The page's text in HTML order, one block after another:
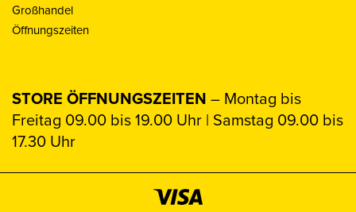
Großhandel
Öffnungszeiten
STORE ÖFFNUNGSZEITEN – Montag bis
Freitag 09.00 bis 19.00 Uhr | Samstag 09.00 bis
17.30 Uhr